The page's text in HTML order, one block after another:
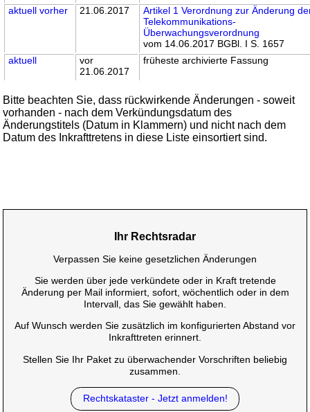
aktuell vorher 21.06.2017
Artikel 1 Verordnung zur Änderung
Telekommunikations-
Überwachungsverordnung
vom 14.06.2017 BGBl. I S. 1657
aktuell
vor
21.06.2017
früheste archivierte Fassung
Bitte beachten Sie, dass rückwirkende Änderungen - soweit
vorhanden - nach dem Verkündungsdatum des
Änderungstitels (Datum in Klammern) und nicht nach dem
Datum des Inkrafttretens in diese Liste einsortiert sind.
Ihr Rechtsradar
Verpassen Sie keine gesetzlichen Änderungen
Sie werden über jede verkündete oder in Kraft tretende
Änderung per Mail informiert, sofort, wöchentlich oder in dem
Intervall, das Sie gewählt haben.
Auf Wunsch werden Sie zusätzlich im konfigurierten Abstand vor
Inkrafttreten erinnert.
Stellen Sie Ihr Paket zu überwachender Vorschriften beliebig
zusammen.
Rechtskataster - Jetzt anmelden!